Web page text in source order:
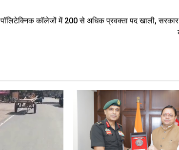
पॉलिटेक्निक कॉलेजों में 200 से अधिक प्रवक्ता पद खाली, सरकार